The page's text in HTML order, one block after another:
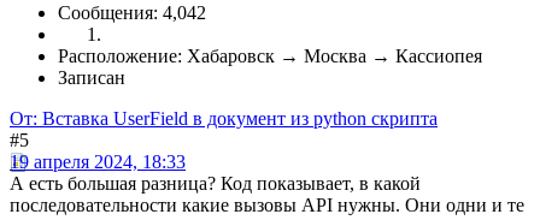
Сообщения: 4,042
Расположение: Хабаровск → Москва → Кассиопея
Записан
От: Вставка UserField в документ из python скрипта
#5
19 апреля 2024, 18:33
А есть большая разница? Код показывает, в какой
последовательности какие вызовы API нужны. Они одни и те